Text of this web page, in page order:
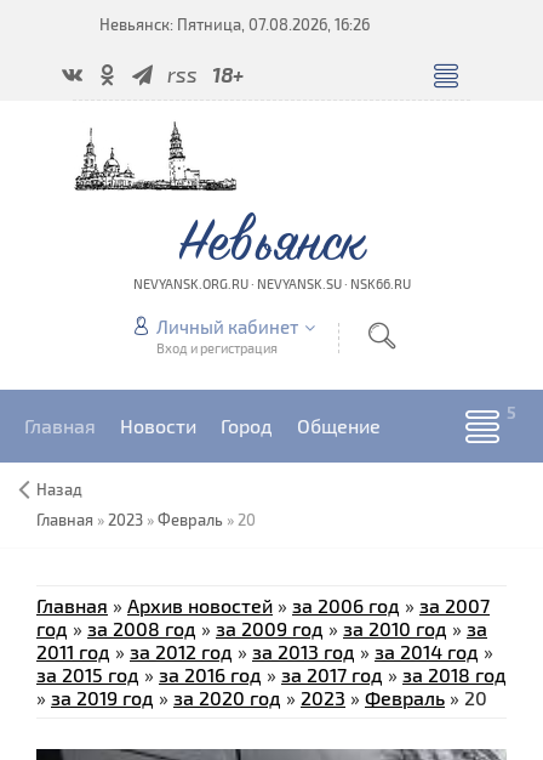
Невьянск: Пятница, 07.08.2026, 16:26
rss 18+
Невьянск
NEVYANSK.ORG.RU · NEVYANSK.SU · NSK66.RU
Личный кабинет
Вход и регистрация
Главная Новости Город Общение
Назад
Главная » 2023 »Февраль » 20
Главная » Архив новостей » за 2006 год » за 2007
год » за 2008 год » за 2009 год » за 2010 год » за
2011 год » за 2012 год » за 2013 год » за 2014 год »
за 2015 год » за 2016 год » за 2017 год » за 2018 год
» за 2019 год » за 2020 год » 2023 » Февраль » 20